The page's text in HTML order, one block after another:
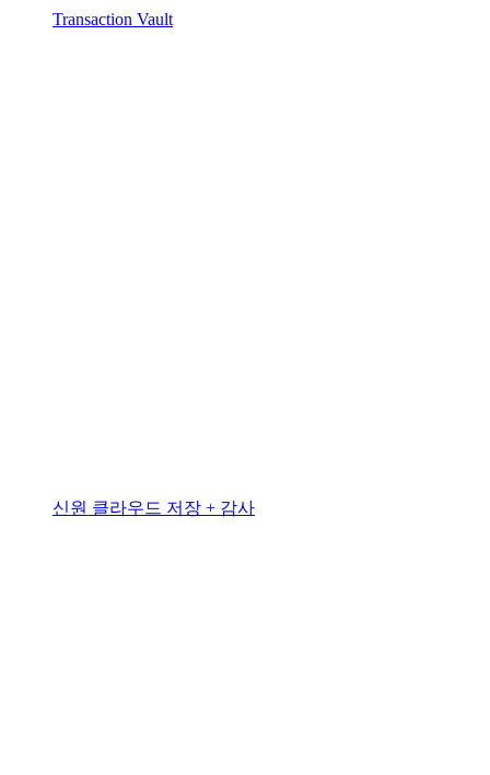
Transaction Vault
신원 클라우드 저장 + 감사